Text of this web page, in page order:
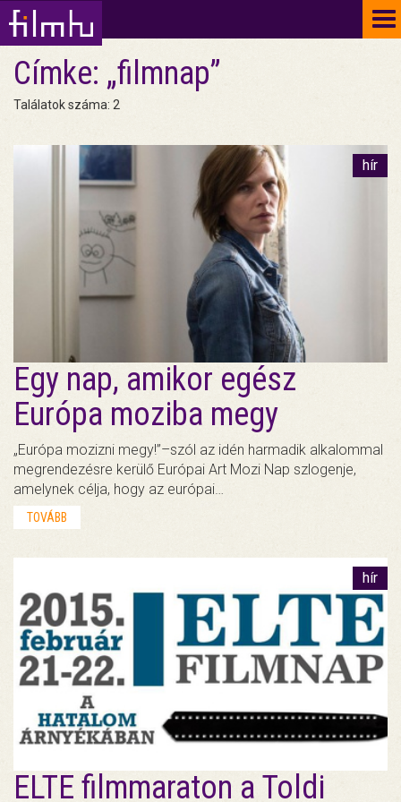
Címke: „filmnap”
Találatok száma: 2
hír
Egy nap, amikor egész
Európa moziba megy
„Európa mozizni megy!”–szól az idén harmadik alkalommal
megrendezésre kerülő Európai Art Mozi Nap szlogenje,
amelynek célja, hogy az európai…
TOVÁBB
hír
ELTE filmmaraton a Toldi